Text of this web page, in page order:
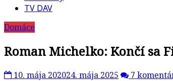
kultúrno-
politická
revue
TV DAV
Domáce
Roman Michelko: Končí sa
10. mája 202024. mája 2025 7